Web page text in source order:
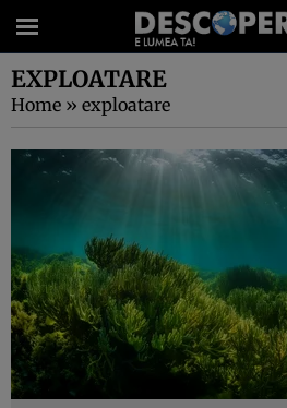
EXPLOATARE
Home » exploatare